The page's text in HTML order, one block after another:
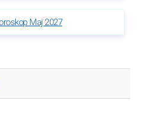
Maj 2027